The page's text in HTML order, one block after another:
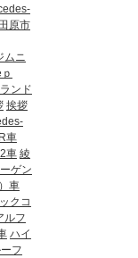
原市
ムニ
ランド
挨拶
車
車 綾
ゲン
車
クコ
ルフ
ハイ
フ